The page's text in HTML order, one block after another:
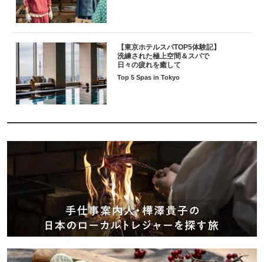
【東京ホテルスパTOP5体験記】
洗練された極上空間＆スパで
日々の疲れを癒して
Top 5 Spas in Tokyo